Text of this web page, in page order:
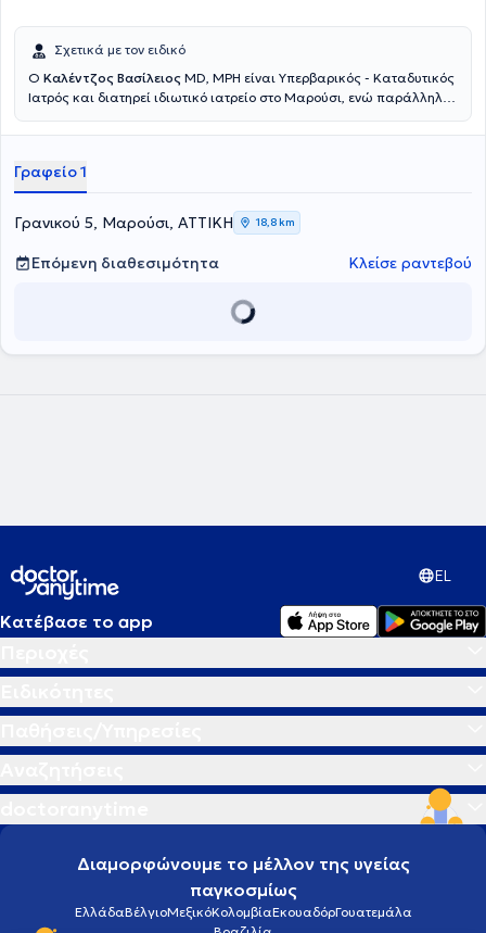
Σχετικά με τον ειδικό
Ο Καλέντζος Βασίλειος MD, MPH είναι Υπερβαρικός - Καταδυτικός
Ιατρός και διατηρεί ιδιωτικό ιατρείο στο Μαρούσι, ενώ παράλληλα
Ιατρικής του Ναυτικού Νοσοκομείου Αθηνών. Εισήλθε στη
Ιατρική Σχολή του Αριστοτελείου Πανεπιστημίου Θεσσαλονίκης,
ανήκοντας στις τάξεις του Πολεμικού Ναυτικού. Απέκτησε την
ειδικότητά του κατόπιν κυκλικής εκπαίδευσης στο Ναυτικό
Νοσοκομείο Αθηνών και στο Wolfson Hyperbaric Medicine Unit -
Ninewells Hospital της Μεγάλης Βρετανίας. Διαθέτει μεταπτυχιακό
τίτλο σπουδών (MPH) στη Δημόσια Υγεία από το University of
Είναι οργανωτής του Σεμιναρίου Καταδυτικής & Υπερβαρικής
Γραφείο 1
Γρανικού 5, Μαρούσι, ΑΤΤΙΚΗ 18,8 km
Επόμενη διαθεσιμότητα Κλείσε ραντεβού
EL
Κατέβασε το app
Διαμορφώνουμε το μέλλον της υγείας
παγκοσμίως
ΕλλάδαΒέλγιοΜεξικόΚολομβίαΕκουαδόρΓουατεμάλα